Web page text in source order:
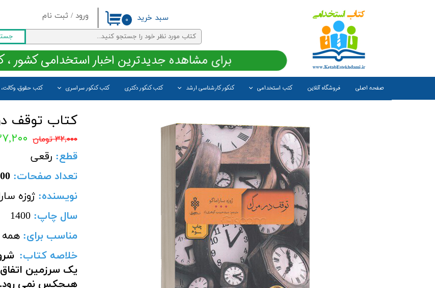
ورود / ثبت نام
حساب کاربری من
تغییر گذر واژه
سفارشات
خروج از حساب کاربری صفحه اصلی فروشگاه آنلاین کتب استخدامی کنکور کارشناسی ارشد کتب کنکور دکتری کتب کنکور سراسری کتب حقوق،
۰ سبد خرید
برای مشاهده جدیدترین اخبار استخدامی کشور ،
کتاب توقف
۳۲,۰۰۰ تومان ۲۷,۲۰۰
قطع: رقعی
تعداد صفحات:
نویسنده: ژوزه
سال چاپ:
مناسب برای: همه
خلاصه کتاب:
یک سرزمین
هیچکس نمی رود.